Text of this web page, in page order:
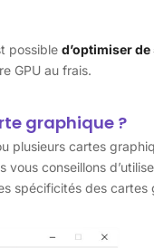
possibled’optimiser
GPU au frais.
graphique ?
plusieurs cartes
vous conseillons
spécificités des cartes